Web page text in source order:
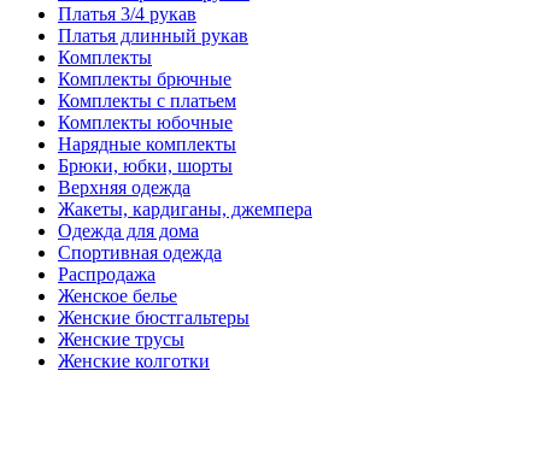
Платья 3/4 рукав
Платья длинный рукав
Комплекты
Комплекты брючные
Комплекты с платьем
Комплекты юбочные
Нарядные комплекты
Брюки, юбки, шорты
Верхняя одежда
Жакеты, кардиганы, джемпера
Одежда для дома
Спортивная одежда
Распродажа
Женское белье
Женские бюстгальтеры
Женские трусы
Женские колготки